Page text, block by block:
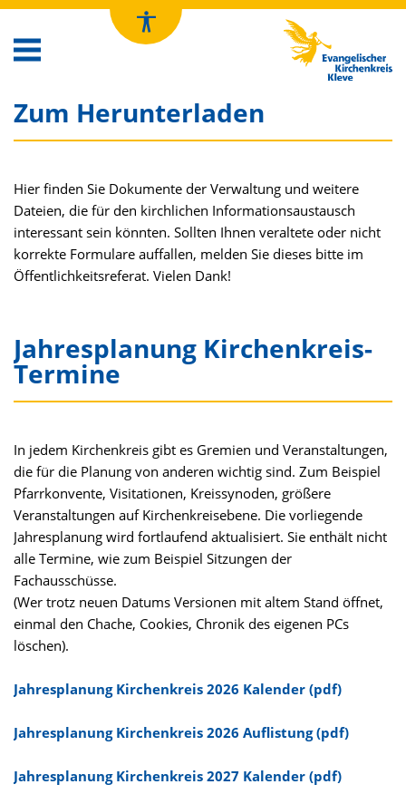
Kirchenkreis Kleve
Zum Herunterladen
Hier finden Sie Dokumente der Verwaltung und weitere
Dateien, die für den kirchlichen Informationsaustausch
interessant sein könnten. Sollten Ihnen veraltete oder nicht
korrekte Formulare auffallen, melden Sie dieses bitte im
Öffentlichkeitsreferat. Vielen Dank!
Jahresplanung Kirchenkreis-
Termine
In jedem Kirchenkreis gibt es Gremien und Veranstaltungen,
die für die Planung von anderen wichtig sind. Zum Beispiel
Pfarrkonvente, Visitationen, Kreissynoden, größere
Veranstaltungen auf Kirchenkreisebene. Die vorliegende
Jahresplanung wird fortlaufend aktualisiert. Sie enthält nicht
alle Termine, wie zum Beispiel Sitzungen der
Fachausschüsse.
(Wer trotz neuen Datums Versionen mit altem Stand öffnet,
einmal den Chache, Cookies, Chronik des eigenen PCs
löschen).
Jahresplanung Kirchenkreis 2026 Kalender (pdf)
Jahresplanung Kirchenkreis 2026 Auflistung (pdf)
Jahresplanung Kirchenkreis 2027 Kalender (pdf)